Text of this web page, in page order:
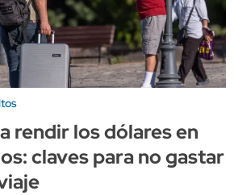
rendir los dólares en
claves para no gastar